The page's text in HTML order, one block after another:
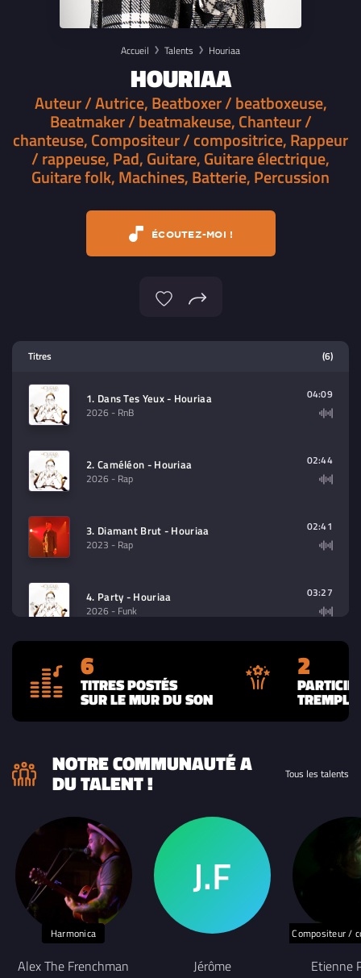
Accueil Talents Houriaa
HOURIAA
Auteur / Autrice, Beatboxer / beatboxeuse,
Beatmaker / beatmakeuse, Chanteur /
chanteuse, Compositeur / compositrice, Rappeur
/ rappeuse, Pad, Guitare, Guitare électrique,
Guitare folk, Machines, Batterie, Percussion
ÉCOUTEZ-MOI !
contenu à lire (audio/video)
Titres (6)
1. Dans Tes Yeux - Houriaa
2026 - RnB
04:09
2. Caméléon - Houriaa
2026 - Rap
02:44
3. Diamant Brut - Houriaa
2023 - Rap
02:41
4. Party - Houriaa
2026 - Funk
03:27
5. Noir Sur Blanc - Houriaa
2026 - Rap
03:00
04:02
6
TITRES POSTÉS
SUR LE MUR DU SON
2
NOTRE COMMUNAUTÉ A
DU TALENT ! Tous les talents
Harmonica
Alex The Frenchman Jérôme
Compositeur /
Etienne